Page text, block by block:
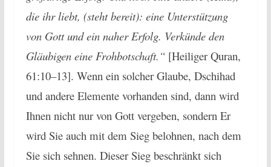
die ihr liebt, (steht bereit): eine Unterstützung
von Gott und ein naher Erfolg. Verkünde den
Gläubigen eine Frohbotschaft.“[Heiliger Quran,
61:10–13]. Wenn ein solcher Glaube, Dschihad
und andere Elemente vorhanden sind, dann wird
Ihnen nicht nur von Gott vergeben, sondern Er
wird Sie auch mit dem Sieg belohnen, nach dem
Sie sich sehnen. Dieser Sieg beschränkt sich